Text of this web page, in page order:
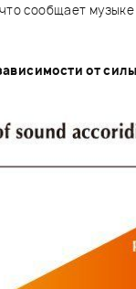
сообщает
от